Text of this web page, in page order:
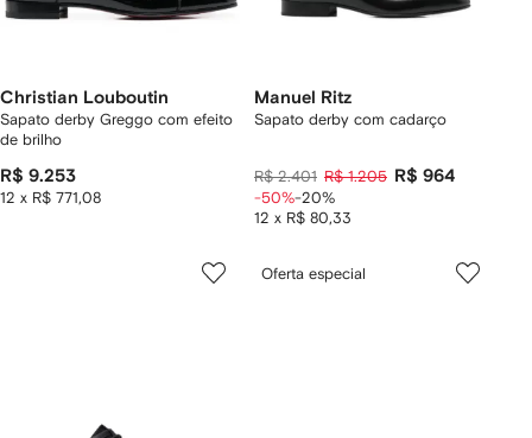
Christian Louboutin
Sapato derby Greggo com efeito
de brilho
R$ 9.253
12 x R$ 771,08
Manuel Ritz
Sapato derby com cadarço
R$ 2.401 R$ 1.205 R$ 964
12 x R$ 80,33
-50%-20%
Oferta especial